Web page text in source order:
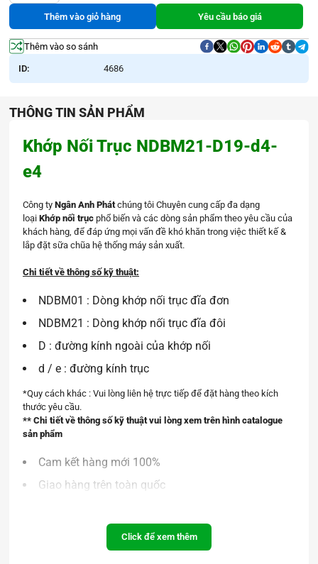
255.000đ.
NDBM21-
D19-
d4-
e4
số
lượng
Thêm vào giỏ hàng Yêu cầu báo giá
Thêm vào so sánh
ID: 4686
THÔNG TIN SẢN PHẨM
Khớp Nối Trục NDBM21-D19-d4-
e4
Công ty Ngân Anh Phátchúng tôi Chuyên cung cấp đa dạng
loại Khớp nối trụcphổ biến và các dòng sản phẩm theo yêu cầu của
khách hàng, để đáp ứng mọi vấn đề khó khăn trong việc thiết kế &
lắp đặt sữa chũa hệ thống máy sản xuất.
Chi tiết về thông số kỹ thuật:
NDBM01 : Dòng khớp nối trục đĩa đơn
NDBM21 : Dòng khớp nối trục đĩa đôi
D : đường kính ngoài của khớp nối
d / e : đường kính trục
*Quy cách khác : Vui lòng liên hệ trực tiếp để đặt hàng theo kích
thước yêu cầu.
** Chi tiết về thông số kỹ thuật vui lòng xem trên hình catalogue
sản phẩm
Cam kết hàng mới 100%
Giao hàng trên toàn quốc
Click để xem thêm